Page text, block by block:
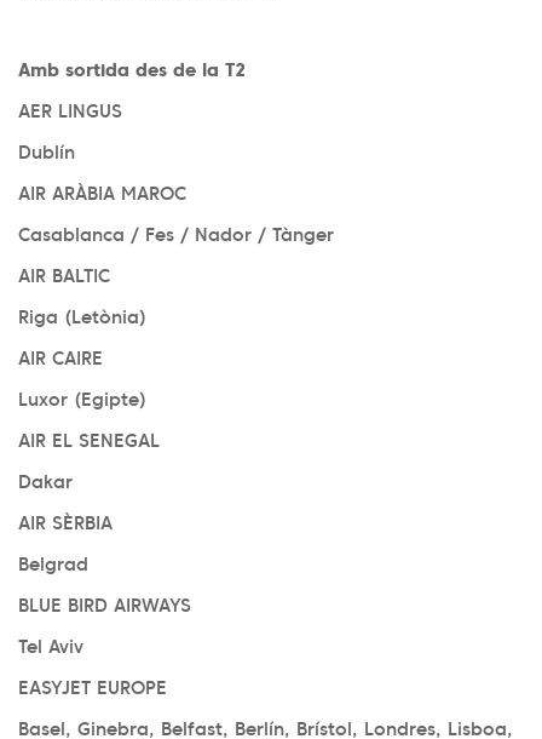
Amb sortida des de la T2
AER LINGUS
Dublín
AIR ARÀBIA MAROC
Casablanca / Fes / Nador / Tànger
AIR BALTIC
Riga (Letònia)
AIR CAIRE
Luxor (Egipte)
AIR EL SENEGAL
Dakar
AIR SÈRBIA
Belgrad
BLUE BIRD AIRWAYS
Tel Aviv
EASYJET EUROPE
Basel, Ginebra, Belfast, Berlín, Brístol, Londres, Lisboa,